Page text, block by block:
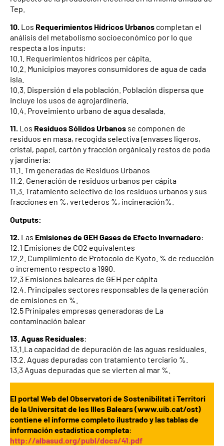
Tep.
10. Los Requerimientos Hídricos Urbanos completan el
análisis del metabolismo socioeconómico por lo que
respecta a los inputs:
10.1. Requerimientos hídricos per cápita.
10.2. Municipios mayores consumidores de agua de cada
isla.
10.3. Dispersión d ela población. Población dispersa que
incluye los usos de agrojardinería.
10.4. Proveimiento urbano de agua desalada.
11. Los Residuos Sólidos Urbanos se componen de
residuos en masa, recogida selectiva (envases ligeros,
cristal, papel, cartón y fracción orgánica) y restos de poda
y jardinería:
11.1. Tm generadas de Residuos Urbanos
11.2. Generación de residuos urbanos per cápita
11.3. Tratamiento selectivo de los residuos urbanos y sus
fracciones en %, vertederos %, incineración%.
Outputs:
12. Las Emisiones de GEH Gases de Efecto Invernadero:
12.1 Emisiones de CO2 equivalentes
12.2. Cumplimiento de Protocolo de Kyoto. % de reducción
o incremento respecto a 1990.
12.3 Emisiones baleares de GEH per cápita
12.4. Principales sectores responsables de la generación
de emisiones en %.
12.5 Prinipales empresas generadoras de La
contaminación balear
13.Aguas Residuales:
13.1.La capacidad de depuración de las aguas residuales.
13.2. Aguas depuradas con tratamiento terciario %.
13.3 Aguas depuradas que se vierten al mar %.
El portal Web del Observatori de Sostenibilitat i Territori
de la Universitat de les Illes Balears (www.uib.cat/ost)
contiene el informe completo ilustrado y las tablas de
información estadística completa:
http://albasud.org/publ/docs/41.pdf